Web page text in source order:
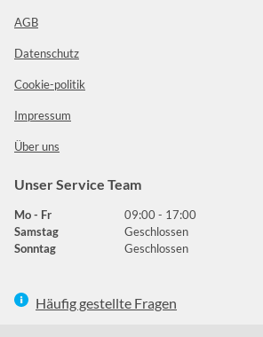
AGB
Datenschutz
Cookie-politik
Impressum
Über uns
Unser Service Team
Mo - Fr
09:00 - 17:00
Samstag
Geschlossen
Sonntag
Geschlossen
Häufig gestellte Fragen